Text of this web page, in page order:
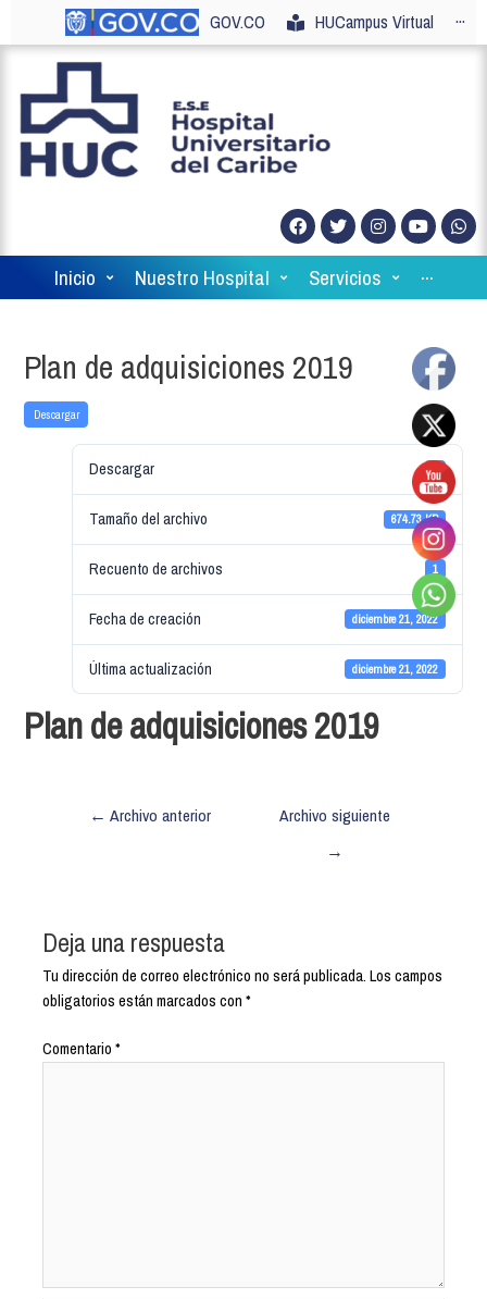
GOV.CO HUCampus Virtual ···
Inicio Nuestro Hospital Servicios ···
Plan de adquisiciones 2019
Descargar
Descargar 1
Tamaño del archivo 674.73 KB
Recuento de archivos 1
Fecha de creación diciembre 21, 2022
Última actualización diciembre 21, 2022
Plan de adquisiciones 2019
← Archivo anterior
Archivo siguiente
→
Deja una respuesta
Tu dirección de correo electrónico no será publicada. Los campos
obligatorios están marcados con*
Comentario*